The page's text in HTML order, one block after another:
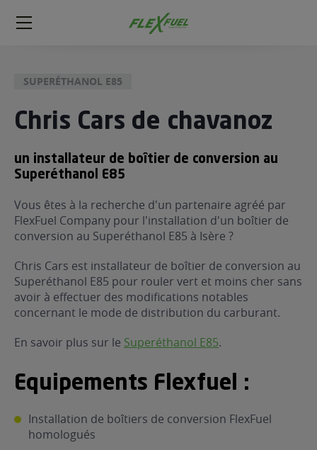
FlexFuel
Méga
le Décalaminage
E85
du carburant avec
?
garagiste
garagiste
SUPERÉTHANOL E85
Chris Cars de chavanoz
un installateur de boîtier de conversion au
Superéthanol E85
Vous êtes à la recherche d'un partenaire agréé par
FlexFuel Company pour l'installation d'un boîtier de
conversion au Superéthanol E85 à Isère ?
Chris Cars est installateur de boîtier de conversion au
Superéthanol E85 pour rouler vert et moins cher sans
avoir à effectuer des modifications notables
concernant le mode de distribution du carburant.
En savoir plus sur le Superéthanol E85.
Equipements Flexfuel :
Installation de boîtiers de conversion FlexFuel
homologués